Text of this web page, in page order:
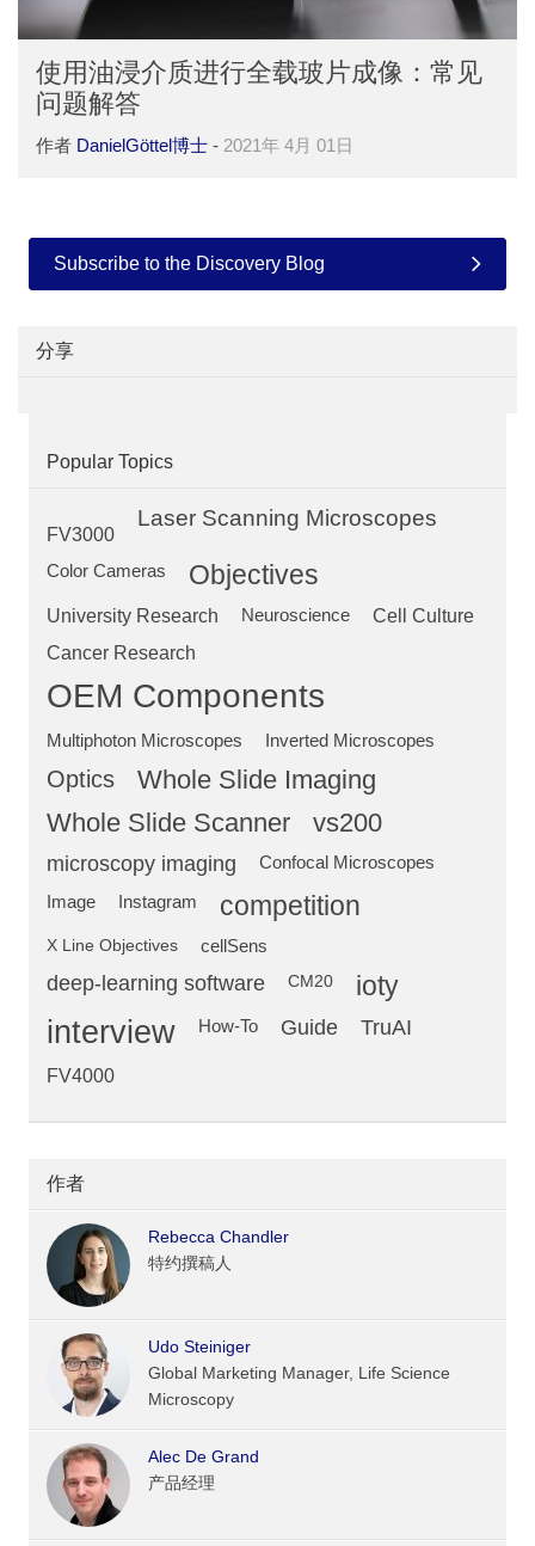
使用油浸介质进行全载玻片成像：常见
问题解答
作者 DanielGöttel博士 - 2021年 4月 01日
Subscribe to the Discovery Blog
分享
Popular Topics
FV3000
Laser Scanning Microscopes
Color Cameras Objectives
University Research Neuroscience
Cell Culture
Cancer Research
OEM Components
Multiphoton Microscopes Inverted Microscopes
Optics
Whole Slide Imaging
Whole Slide Scanner
vs200
microscopy imaging
Confocal Microscopes
Image
Instagram competition
X Line Objectives cellSens
deep-learning software CM20 ioty
interview How-To Guide TruAI
FV4000
作者
Rebecca Chandler
特约撰稿人
Udo Steiniger
Global Marketing Manager, Life Science
Microscopy
Alec De Grand
产品经理